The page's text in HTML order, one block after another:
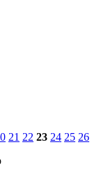
21 22 23 24 25 26